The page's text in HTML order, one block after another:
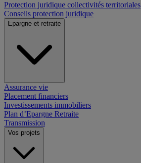
Protection juridique collectivités territoriales
Conseils protection juridique
Epargne et retraite
Assurance vie
Placement financiers
Investissements immobiliers
Plan d’Epargne Retraite
Transmission
Vos projets